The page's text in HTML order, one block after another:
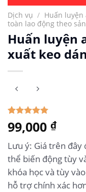
Dịch vụ / Huấn luyện
toàn lao động theo
Huấn luyện
xuất keo
5.00 trên 5
dựa trên
1
99,000 ₫
Lưu ý: Giá trên
thể biến động tùy
khóa học và tùy
hỗ trợ chính xác